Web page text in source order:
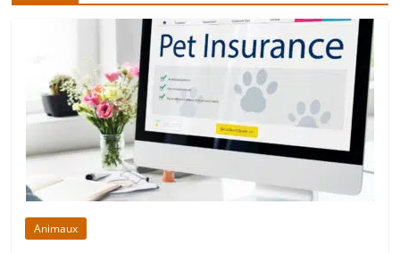
Animaux